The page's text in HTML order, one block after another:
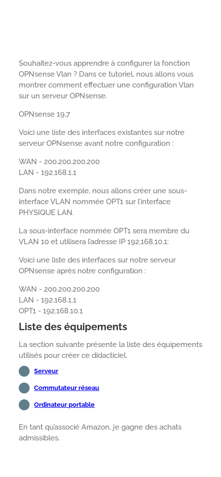
Souhaitez-vous apprendre à configurer la fonction
OPNsense Vlan ? Dans ce tutoriel, nous allons vous
montrer comment effectuer une configuration Vlan
sur un serveur OPNsense.
OPNsense 19,7
Voici une liste des interfaces existantes sur notre
serveur OPNsense avant notre configuration :
WAN - 200.200.200.200
LAN - 192.168.1.1
Dans notre exemple, nous allons créer une sous-
interface VLAN nommée OPT1 sur l’interface
PHYSIQUE LAN.
La sous-interface nommée OPT1 sera membre du
VLAN 10 et utilisera l’adresse IP 192.168.10.1:
Voici une liste des interfaces sur notre serveur
OPNsense après notre configuration :
WAN - 200.200.200.200
LAN - 192.168.1.1
OPT1 - 192.168.10.1
Liste des équipements
La section suivante présente la liste des équipements
utilisés pour créer ce didacticiel.
Serveur
Commutateur réseau
Ordinateur portable
En tant qu’associé Amazon, je gagne des achats
admissibles.